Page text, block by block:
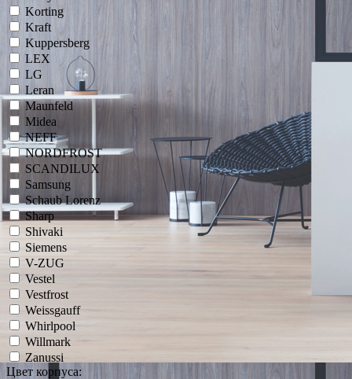
Korting
Kraft
Kuppersberg
LEX
LG
Leran
Maunfeld
Midea
NEFF
NORDFROST
SCANDILUX
Samsung
Schaub Lorenz
Sharp
Shivaki
Siemens
V-ZUG
Vestel
Vestfrost
Weissgauff
Whirlpool
Willmark
Zanussi
Цвет корпуса: